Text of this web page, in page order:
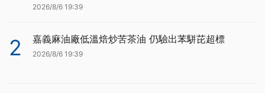
2026/8/6 19:39
2 嘉義麻油廠低溫焙炒苦茶油 仍驗出苯駢芘超標
2026/8/6 19:39